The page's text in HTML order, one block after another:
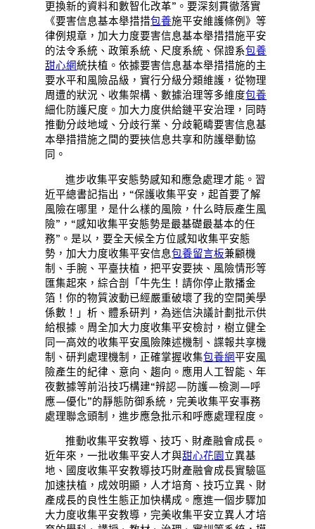
更換新的資料和數智化改革”。要深刻貫徹落實
《要害信息基本舉措措包養施平安維護條例》等
律例規章，加大力度要害信息基本舉措措施平安
的法令系統、政策系統、尺度系統、保證系包養
甜心網統扶植。依據要害信息基本舉措措施的主
要水平和風險品級，實行分級分類維護，從物理
周遭的狀況、收集架構、數據治理等多維度包養
細化防護尺度。加大力度供給鏈平安治理，同時
推動分歧地域、分歧行業、分歧範疇要害信息基
本舉措措施之間的要挾信息共享和防護舉動協
同。
進步收集平安態勢感知和應急處理才能。習
近平總書記指出，“保護收集平安，起首要了解
風險在哪里，是什么樣的風險，什么時辰產生風
險”，“感知收集平安態勢是最基礎最基本的任
務”。是以，要全天候全方位感知收集平安態
勢，加大力度收集平安信息包養留言板兼顧機
制、手腕、平臺扶植，把平安要挾、風險情形等
匯集起來，綜合剖「牛先生！請你停止散播金
箔！你的物質波動已經嚴重破壞了我的空間美學
係數！」析、體系研判，為迷信決議計劃批示供
給根據。周全加大力度收集平安檢討，樹立健全
同一高效的收集平安風險陳述機制、諜報共享機
制、研判處理機制，正確掌握收集包養網平安風
險產生的紀律、意向、趨向。應用人工智能、年
夜數據等前沿技巧構建“辨認—防護—檢測—呼
應—優化”的靜態防御系統，完美收集平安事務
處理聯念頭制，進步應急批示和呼應處理程度。
推動收集平安教導、技巧、財產融會成長。
近年來，一批收集平安人才與甜心花園立異基
地、國度收集平安教導技巧財產融會成長實驗區
加速扶植，成效明顯，人才培育、技巧立異、財
產成長的良性生態正加快構成。應進一個步驟加
大力度收集平安教導，完美收集平安立異人才培